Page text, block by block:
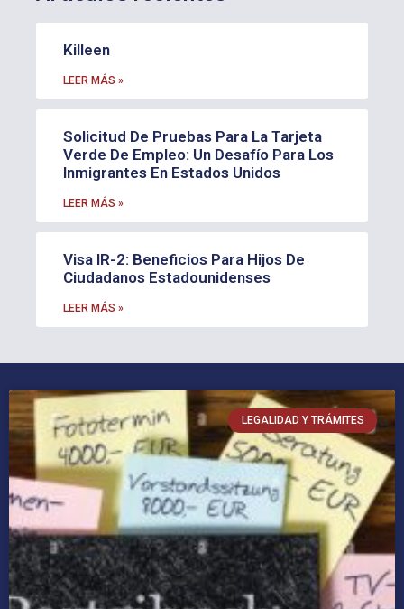
Killeen
LEER MÁS »
Solicitud De Pruebas Para La Tarjeta
Verde De Empleo: Un Desafío Para Los
Inmigrantes En Estados Unidos
LEER MÁS »
Visa IR-2: Beneficios Para Hijos De
Ciudadanos Estadounidenses
LEER MÁS »
LEGALIDAD Y TRÁMITES